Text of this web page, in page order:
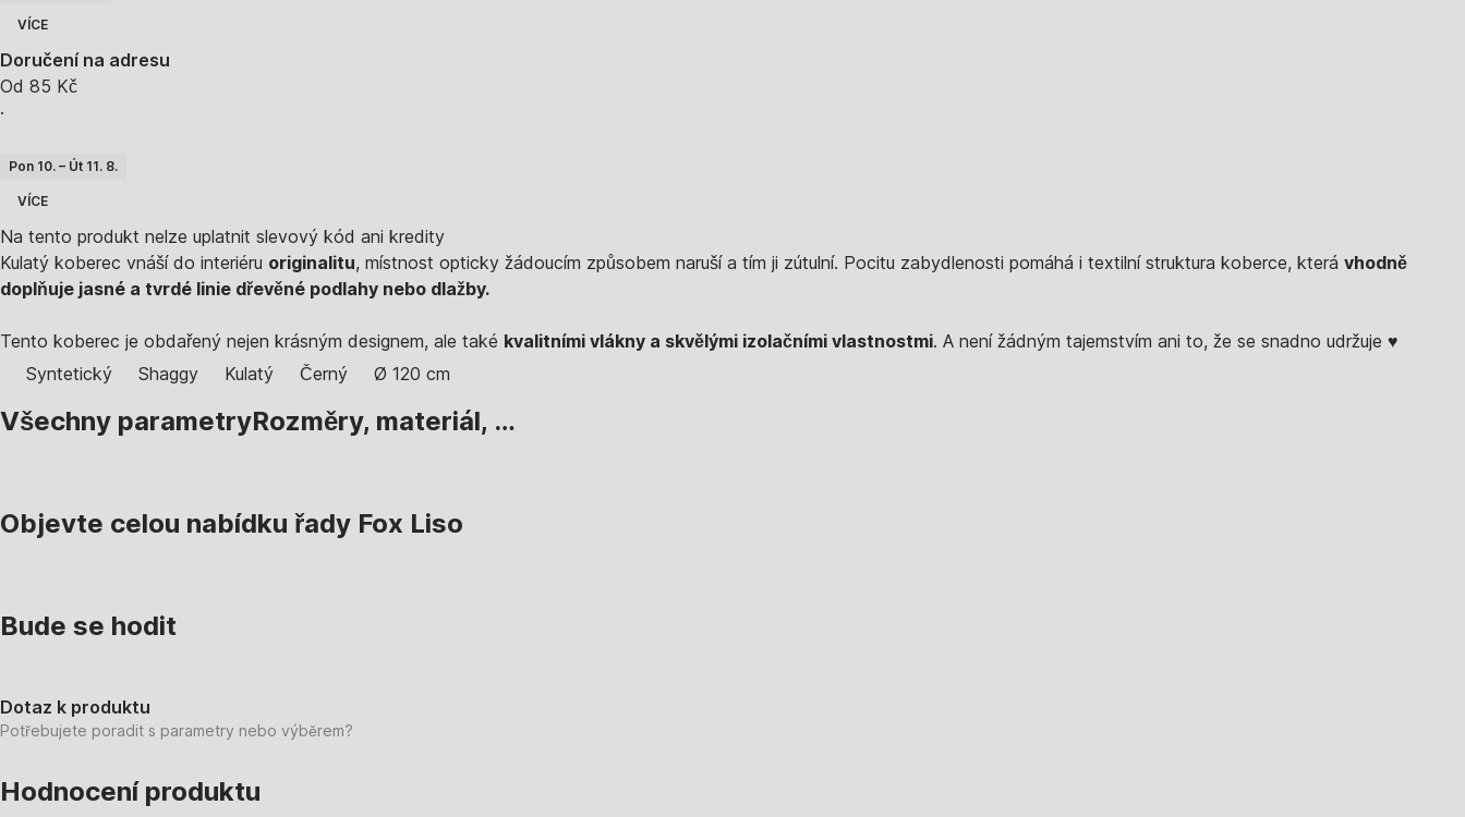
VÍCE
Doručení na adresu
Od 85 Kč
·
Pon 10. – Út 11. 8.
VÍCE
Na tento produkt nelze uplatnit slevový kód ani kredity
Kulatý koberec vnáší do interiéru originalitu, místnost opticky žádoucím způsobem naruší a tím ji zútulní. Pocitu zabydlenosti pomáhá i textilní struktura koberce, která vhodně
doplňuje jasné a tvrdé linie dřevěné podlahy nebo dlažby.
Tento koberec je obdařený nejen krásným designem, ale také kvalitními vlákny a skvělými izolačními vlastnostmi. A není žádným tajemstvím ani to, že se snadno udržuje ♥
Syntetický
Shaggy Kulatý Černý Ø 120 cm
Všechny parametryRozměry, materiál, …
Objevte celou nabídku řady Fox Liso
Bude se hodit
Dotaz k produktu
Potřebujete poradit s parametry nebo výběrem?
Hodnocení produktu